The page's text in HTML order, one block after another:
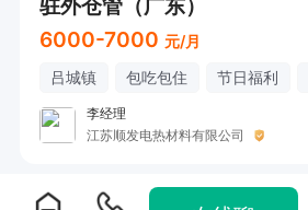
驻外仓管（广东）
6000-7000 元/月
吕城镇 包吃包住 节日福利
李经理
江苏顺发电热材料有限公司